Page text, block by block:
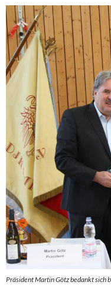
Präsident Martin Götz bedankt sich